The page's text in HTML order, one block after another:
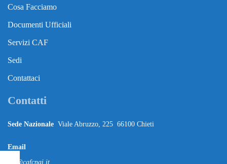
Cosa Facciamo
Documenti Ufficiali
Servizi CAF
Sedi
Contattaci
Contatti
Sede Nazionale Viale Abruzzo, 225 66100 Chieti
Email
caf@cafcnai.it